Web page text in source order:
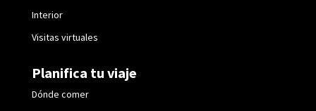
Interior
Visitas virtuales
Planifica tu viaje
Dónde comer